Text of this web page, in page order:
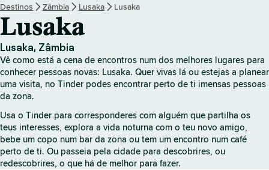
a
c
a
o
T
i
n
Destinos Zâmbia Lusaka Lusaka
Lusaka
Lusaka, Zâmbia
Vê como está a cena de encontros num dos melhores lugares para
conhecer pessoas novas: Lusaka. Quer vivas lá ou estejas a planear
uma visita, no Tinder podes encontrar perto de ti imensas pessoas
da zona.
Usa o Tinder para corresponderes com alguém que partilha os
teus interesses, explora a vida noturna com o teu novo amigo,
bebe um copo num bar da zona ou tem um encontro num café
perto de ti. Ou passeia pela cidade para descobrires, ou
redescobrires, o que há de melhor para fazer.